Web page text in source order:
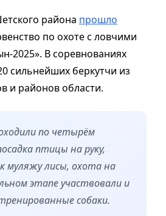
района прошло
по охоте с ловчими
2025». В соревнованиях
сильнейших беркутчи из
и районов области.
по четырём
птицы на руку,
муляжу лисы, охота на
этапе участвовали и
собаки.